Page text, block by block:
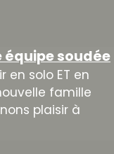
équipe soudée
en solo ET en
famille
plaisir à